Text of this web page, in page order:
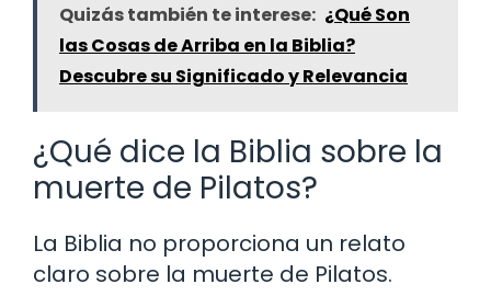
Quizás también te interese: ¿Qué Son
las Cosas de Arriba en la Biblia?
Descubre su Significado y Relevancia
¿Qué dice la Biblia sobre la
muerte de Pilatos?
La Biblia no proporciona un relato
claro sobre la muerte de Pilatos.